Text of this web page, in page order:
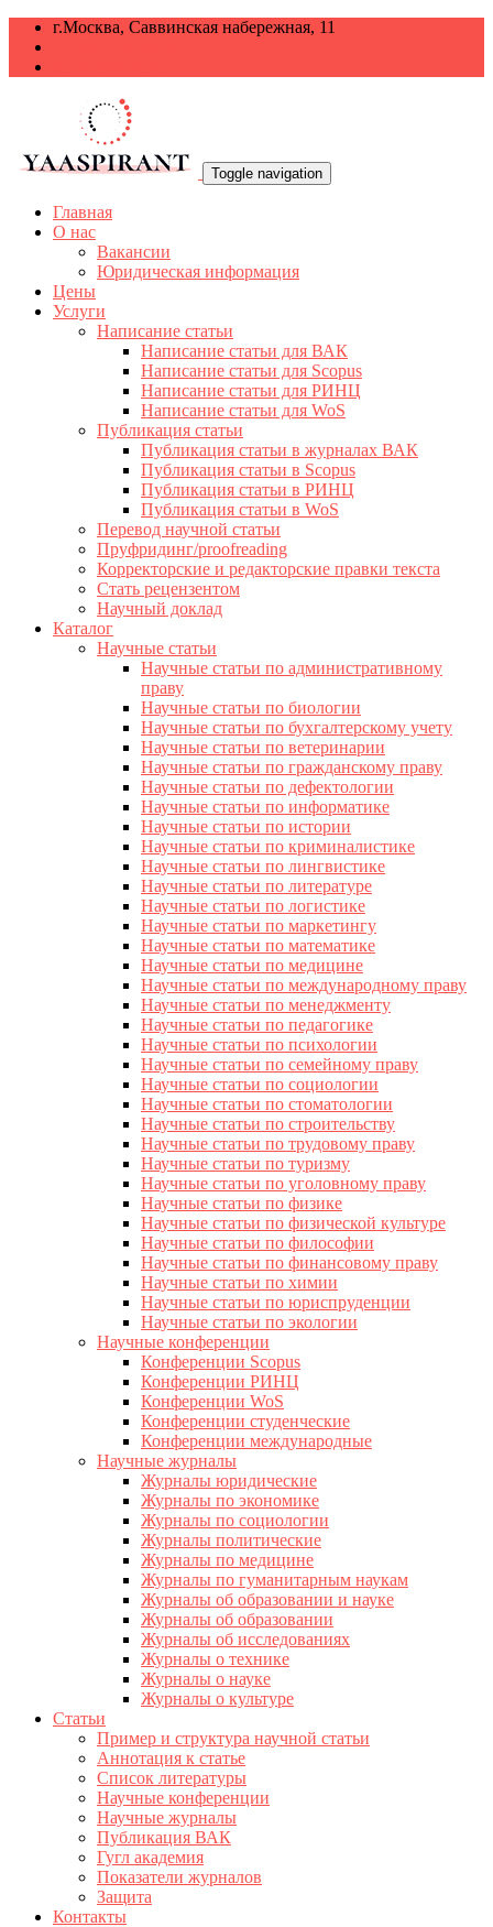
г.Москва, Саввинская набережная, 11
Toggle navigation
Главная
О нас
Вакансии
Юридическая информация
Цены
Услуги
Написание статьи
Написание статьи для ВАК
Написание статьи для Scopus
Написание статьи для РИНЦ
Написание статьи для WoS
Публикация статьи
Публикация статьи в журналах ВАК
Публикация статьи в Scopus
Публикация статьи в РИНЦ
Публикация статьи в WoS
Перевод научной статьи
Пруфридинг/proofreading
Корректорские и редакторские правки текста
Стать рецензентом
Научный доклад
Каталог
Научные статьи
Научные статьи по административному
праву
Научные статьи по биологии
Научные статьи по бухгалтерскому учету
Научные статьи по ветеринарии
Научные статьи по гражданскому праву
Научные статьи по дефектологии
Научные статьи по информатике
Научные статьи по истории
Научные статьи по криминалистике
Научные статьи по лингвистике
Научные статьи по литературе
Научные статьи по логистике
Научные статьи по маркетингу
Научные статьи по математике
Научные статьи по медицине
Научные статьи по международному праву
Научные статьи по менеджменту
Научные статьи по педагогике
Научные статьи по психологии
Научные статьи по семейному праву
Научные статьи по социологии
Научные статьи по стоматологии
Научные статьи по строительству
Научные статьи по трудовому праву
Научные статьи по туризму
Научные статьи по уголовному праву
Научные статьи по физике
Научные статьи по физической культуре
Научные статьи по философии
Научные статьи по финансовому праву
Научные статьи по химии
Научные статьи по юриспруденции
Научные статьи по экологии
Научные конференции
Конференции Scopus
Конференции РИНЦ
Конференции WoS
Конференции студенческие
Конференции международные
Научные журналы
Журналы юридические
Журналы по экономике
Журналы по социологии
Журналы политические
Журналы по медицине
Журналы по гуманитарным наукам
Журналы об образовании и науке
Журналы об образовании
Журналы об исследованиях
Журналы о технике
Журналы о науке
Журналы о культуре
Статьи
Пример и структура научной статьи
Аннотация к статье
Список литературы
Научные конференции
Научные журналы
Публикация ВАК
Гугл академия
Показатели журналов
Защита
Контакты